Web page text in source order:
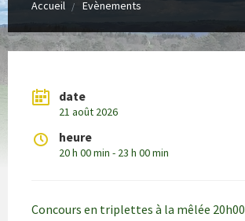
Accueil Evènements
date
21 août 2026
heure
20 h 00 min - 23 h 00 min
Concours en triplettes à la mêlée 20h00